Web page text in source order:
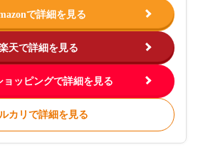
で詳細を見る
天で詳細を見る
ョッピングで詳細を見る
カリで詳細を見る